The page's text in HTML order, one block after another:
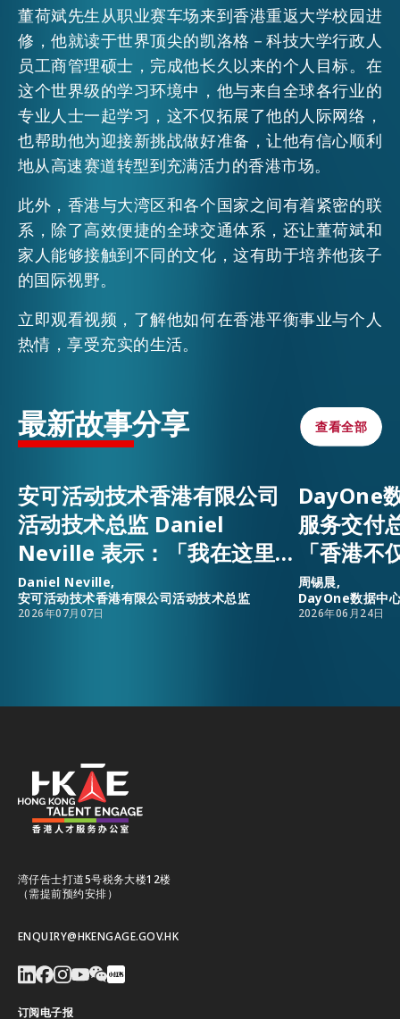
常见问题
联络我们
EN 繁 简
EMAIL
董荷斌先生从职业赛车场来到香港重返大学校园进
修，他就读于世界顶尖的凯洛格－科技大学行政人
员工商管理硕士，完成他长久以来的个人目标。在
这个世界级的学习环境中，他与来自全球各行业的
专业人士一起学习，这不仅拓展了他的人际网络，
也帮助他为迎接新挑战做好准备，让他有信心顺利
地从高速赛道转型到充满活力的香港市场。
此外，香港与大湾区和各个国家之间有着紧密的联
系，除了高效便捷的全球交通体系，还让董荷斌和
家人能够接触到不同的文化，这有助于培养他孩子
的国际视野。
立即观看视频，了解他如何在香港平衡事业与个人
热情，享受充实的生活。
最新故事分享 查看全部
查看全部
安可活动技术香港有限公司
活动技术总监 Daniel
Neville 表示：「我在这里，
因为香港是全球人才、资源
与事业发展机遇的汇聚之
Daniel Neville,
安可活动技术香港有限公司活动技术总监
2026年07月07日
DayOne
服务交付
「香港
升，还为
安乐窝。
周锡晨,
DayOne数据中
2026年06月24日
湾仔告士打道5号税务大楼12楼
（需提前预约安排）
ENQUIRY@HKENGAGE.GOV.HK
订阅电子报